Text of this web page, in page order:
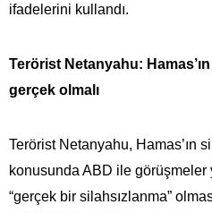
ifadelerini kullandı.
Terörist Netanyahu: Hamas’ın
gerçek olmalı
Terörist Netanyahu, Hamas’ın
konusunda ABD ile
“gerçek bir silahsızlanma”